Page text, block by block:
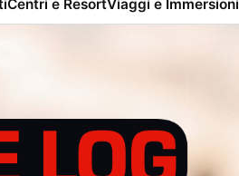
Centri e ResortViaggi e Immersioni